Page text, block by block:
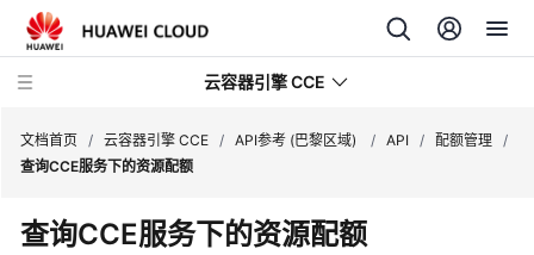
云容器引擎 CCE
文档首页 / 云容器引擎 CCE / API参考 (巴黎区域) / API / 配额管理 /
查询CCE服务下的资源配额
查询CCE服务下的资源配额